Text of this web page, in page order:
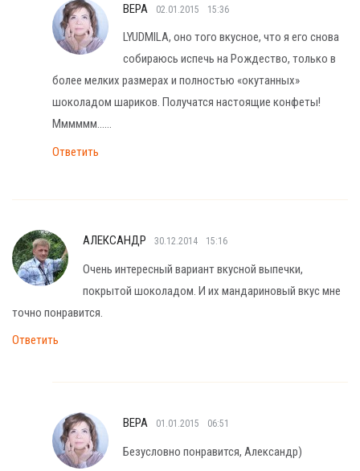
ВЕРА 02.01.2015 15:36
LYUDMILA, оно того вкусное, что я его снова
собираюсь испечь на Рождество, только в
более мелких размерах и полностью «окутанных»
шоколадом шариков. Получатся настоящие конфеты!
Мммммм……
Ответить
АЛЕКСАНДР 30.12.2014 15:16
Очень интересный вариант вкусной выпечки,
покрытой шоколадом. И их мандариновый вкус мне
точно понравится.
Ответить
ВЕРА 01.01.2015 06:51
Безусловно понравится, Александр)